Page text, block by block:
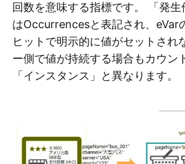
回数を意味する指標です。 「発
はOccurrencesと表記され、eVar
ヒットで明示的に値がセットされ
ー側で値が持続する場合もカウン
「インスタンス」と異なります。